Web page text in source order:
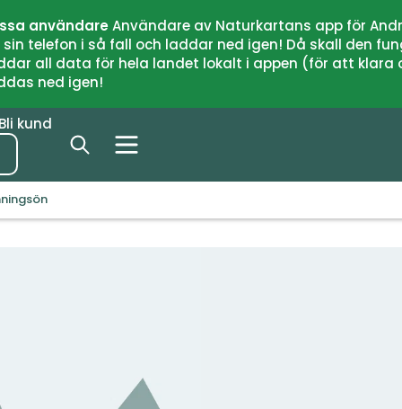
användareAnvändare av Naturkartans app för
telefon i så fall och laddar ned igen! Då skall den
all data för hela landet lokalt i appen (för att
ned igen!
Bli kund